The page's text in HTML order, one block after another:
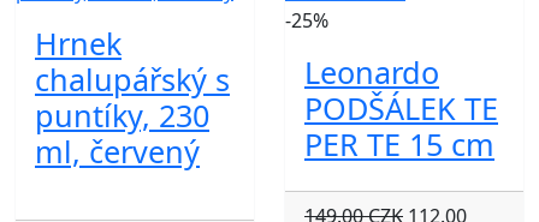
Hrnek
chalupářský s
puntíky, 230
ml, červený
-25%
Leonardo
PODŠÁLEK TE
PER TE 15 cm
149.00 CZK 112.00